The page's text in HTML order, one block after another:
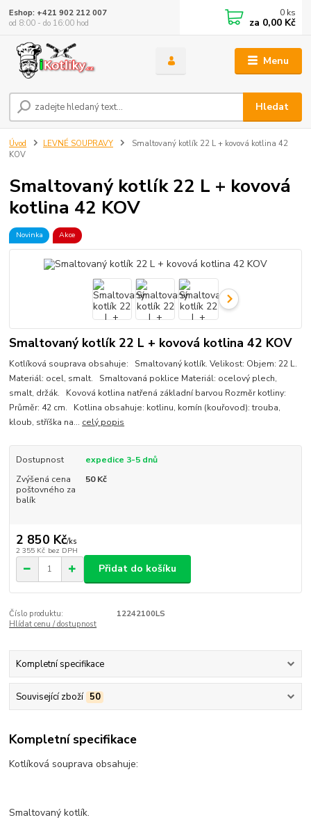
Menu
Hledat
Eshop: +421 902 212 007
od 8:00 - do 16:00 hod
0 ks
za 0,00 Kč
Úvod LEVNÉ SOUPRAVY
Smaltovaný kotlík 22 L + kovová kotlina 42
KOV
Smaltovaný kotlík 22 L + kovová
kotlina 42 KOV
Novinka Akce
Smaltovaný kotlík 22 L + kovová kotlina 42 KOV
Kotlíková souprava obsahuje: Smaltovaný kotlík. Velikost: Objem: 22 L.
Materiál: ocel, smalt. Smaltovaná poklice Materiál: ocelový plech,
smalt, držák. Kovová kotlina natřená základní barvou Rozměr kotliny:
Průměr: 42 cm. Kotlina obsahuje: kotlinu, komín (kouřovod): trouba,
kloub, stříška na... celý popis
Dostupnost
expedice 3-5 dnů
Zvýšená cena
poštovného za
balík
50 Kč
2 850 Kč/ks
2 355 Kč bez DPH
Přidat do košíku
Číslo produktu:
12242100LS
Hlídat cenu / dostupnost
Kompletní specifikace
Související zboží 50
Kompletní specifikace
Kotlíková souprava obsahuje:
Smaltovaný kotlík.